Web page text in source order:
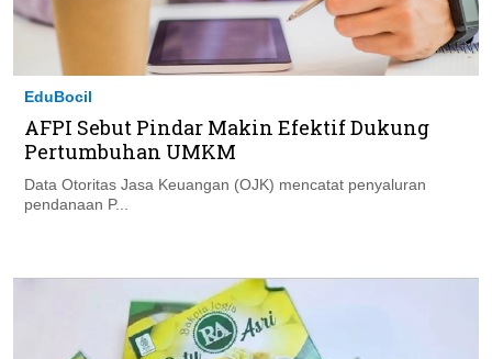
EduBocil
AFPI Sebut Pindar Makin Efektif Dukung
Pertumbuhan UMKM
Data Otoritas Jasa Keuangan (OJK) mencatat penyaluran
pendanaan P...